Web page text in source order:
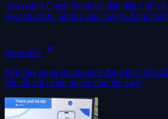
'Assassin's Creed Shadows dẫn đầu 9 đề
Awards 2026, nhưng câu chuyện đáng nhớ
Node tiếp keyboard_double_arrow_right
Một ứng dụng smartphone đang thay đổi
kết nối với chính quyền như thế nào?